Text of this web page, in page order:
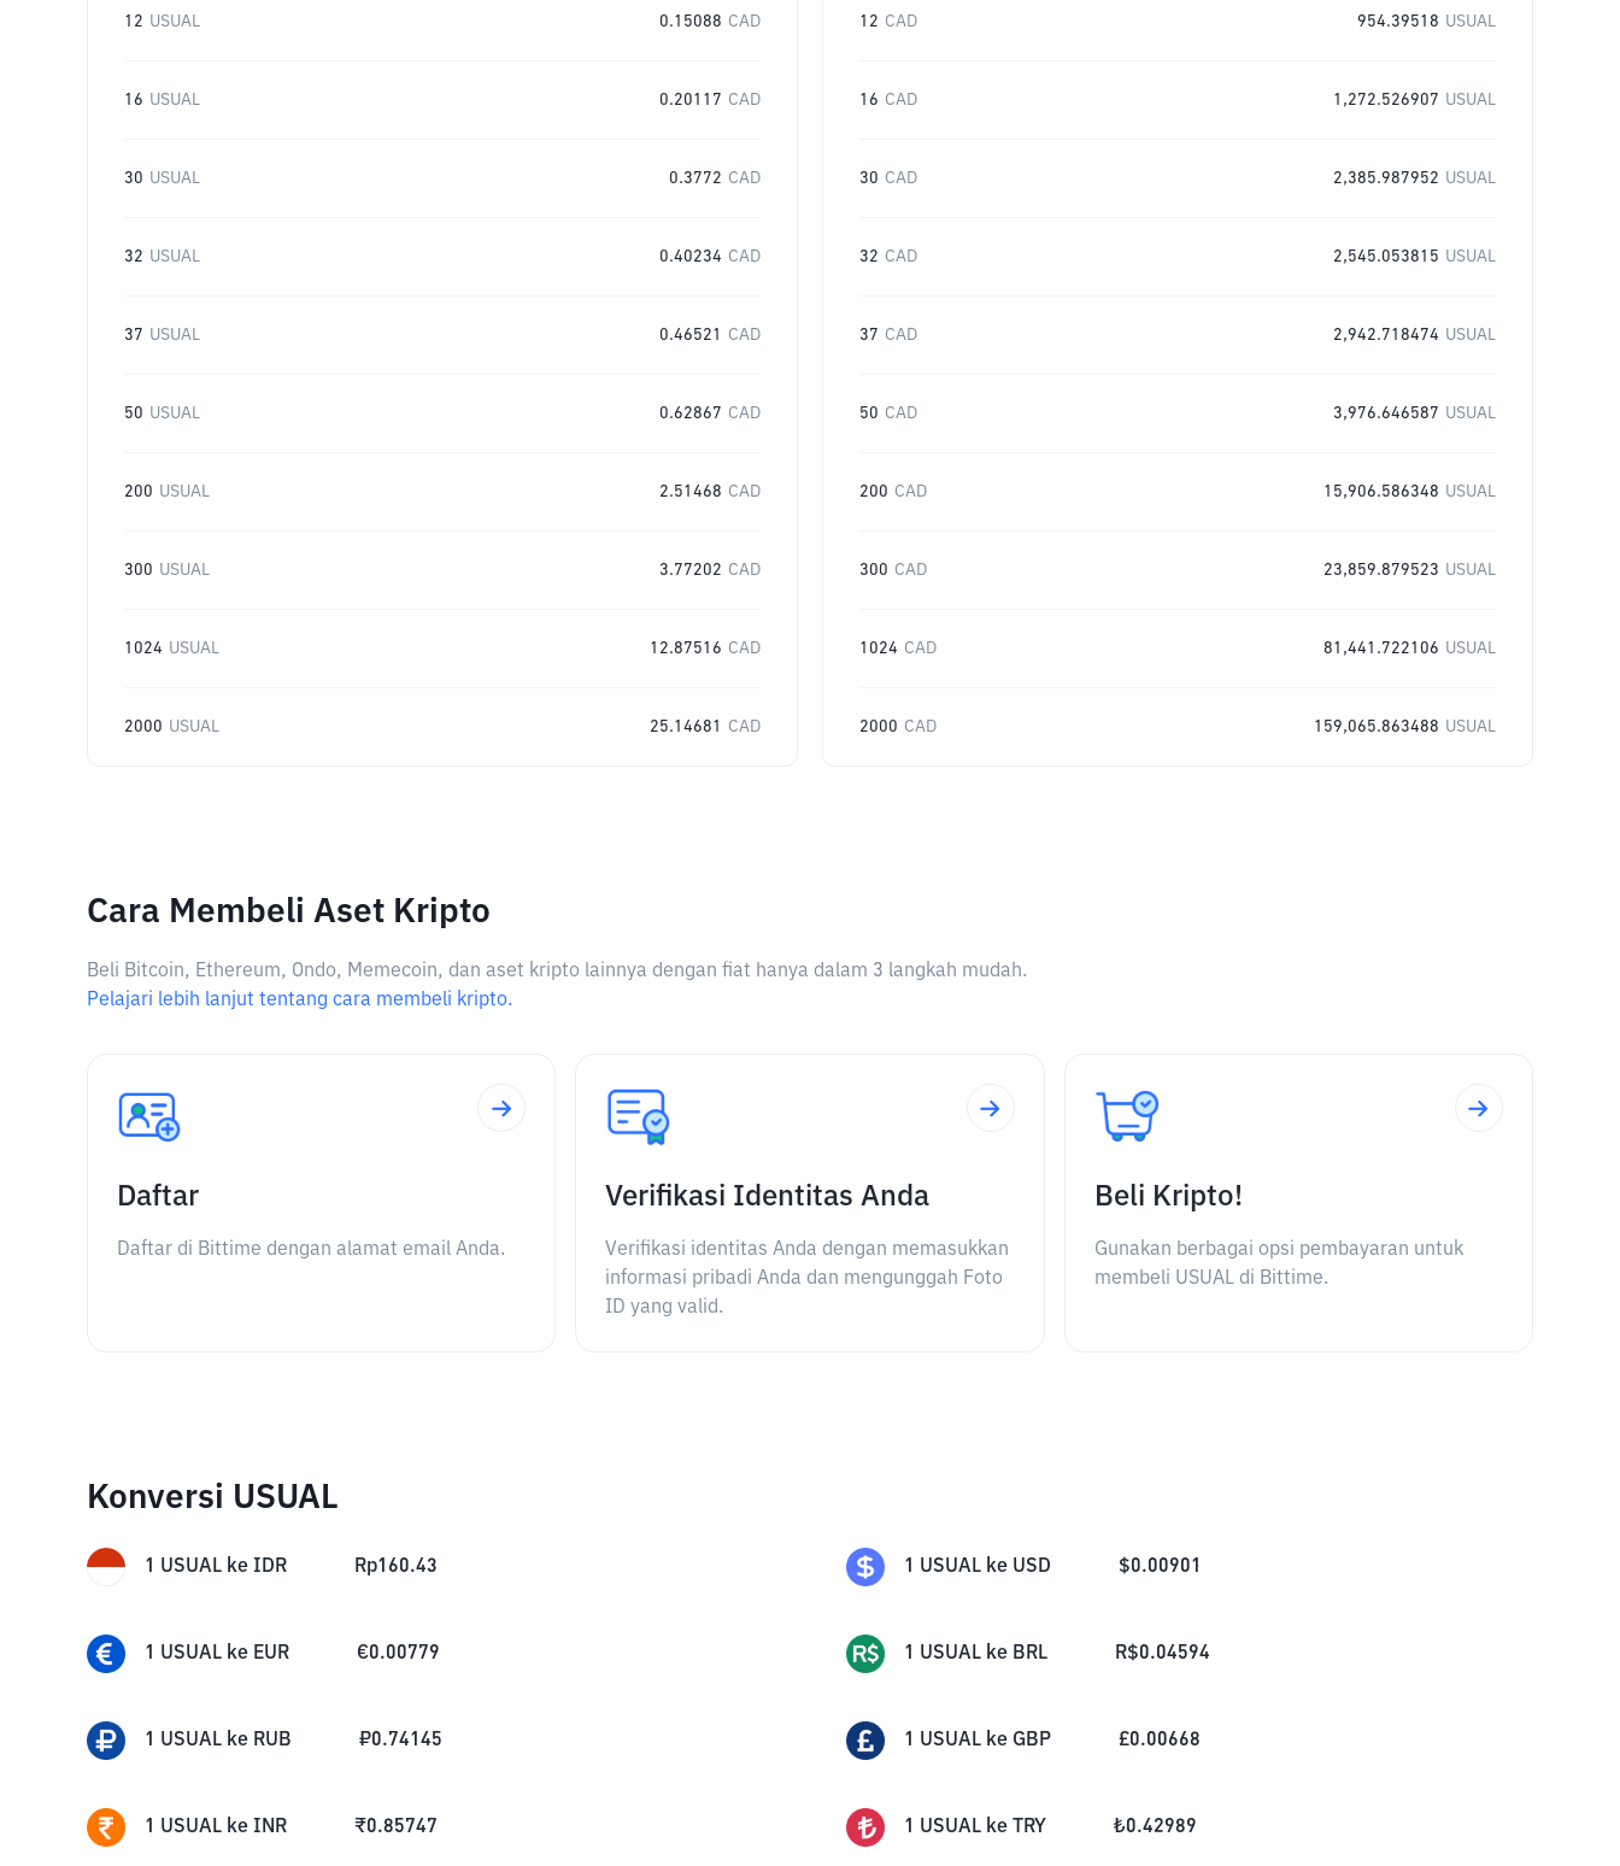
12 USUAL 0.15088 CAD
16 USUAL 0.20117 CAD
30 USUAL 0.3772 CAD
32 USUAL 0.40234 CAD
37 USUAL 0.46521 CAD
50 USUAL 0.62867 CAD
200 USUAL 2.51468 CAD
300 USUAL 3.77202 CAD
1024 USUAL 12.87516 CAD
2000 USUAL 25.14681 CAD
12 CAD 954.39518 USUAL
16 CAD 1,272.526907 USUAL
30 CAD 2,385.987952 USUAL
32 CAD 2,545.053815 USUAL
37 CAD 2,942.718474 USUAL
50 CAD 3,976.646587 USUAL
200 CAD 15,906.586348 USUAL
300 CAD 23,859.879523 USUAL
1024 CAD 81,441.722106 USUAL
2000 CAD 159,065.863488 USUAL
Cara Membeli Aset Kripto
Beli Bitcoin, Ethereum, Ondo, Memecoin, dan aset kripto lainnya dengan fiat hanya dalam 3 langkah mudah.
Pelajari lebih lanjut tentang cara membeli kripto.
Daftar
Daftar di Bittime dengan alamat email Anda.
Verifikasi Identitas Anda
Verifikasi identitas Anda dengan memasukkan
informasi pribadi Anda dan mengunggah Foto
ID yang valid.
Beli Kripto!
Gunakan berbagai opsi pembayaran untuk
membeli USUAL di Bittime.
Konversi USUAL
1 USUAL ke IDR Rp160.43 1 USUAL ke USD $0.00901
1 USUAL ke EUR €0.00779 1 USUAL ke BRL R$0.04594
1 USUAL ke RUB ₽0.74145 1 USUAL ke GBP £0.00668
1 USUAL ke INR ₹0.85747 1 USUAL ke TRY ₺0.42989